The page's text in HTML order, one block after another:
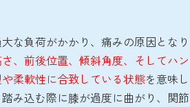
な負荷がかかり、痛みの原因となり
、前後位置、傾斜角度、そしてハン
柔軟性に合致している状態を意味し
み込む際に膝が過度に曲がり、関節